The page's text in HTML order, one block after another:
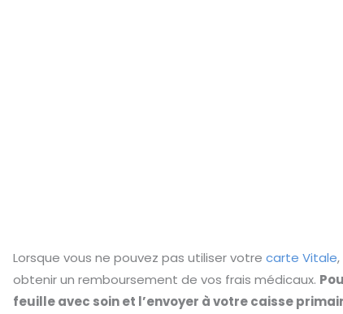
Lorsque vous ne pouvez pas utiliser votrecarte Vitale
obtenir un remboursement de vos frais médicaux.
feuille avec soin et l’envoyer à votre caisse